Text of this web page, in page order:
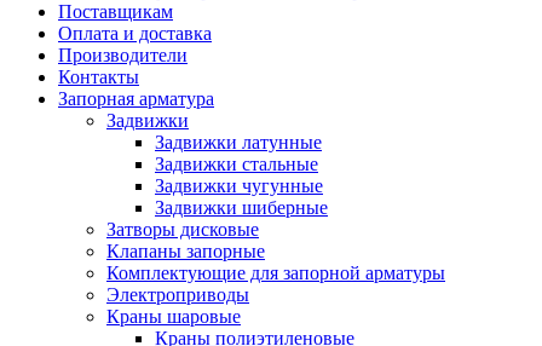
Поставщикам
Оплата и доставка
Производители
Контакты
Запорная арматура
Задвижки
Задвижки латунные
Задвижки стальные
Задвижки чугунные
Задвижки шиберные
Затворы дисковые
Клапаны запорные
Комплектующие для запорной арматуры
Электроприводы
Краны шаровые
Краны полиэтиленовые